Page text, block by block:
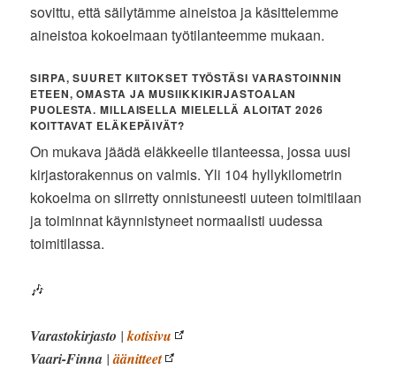
sovittu, että säilytämme aineistoa ja käsittelemme
aineistoa kokoelmaan työtilanteemme mukaan.
SIRPA, SUURET KIITOKSET TYÖSTÄSI VARASTOINNIN
ETEEN, OMASTA JA MUSIIKKIKIRJASTOALAN
PUOLESTA. MILLAISELLA MIELELLÄ ALOITAT 2026
KOITTAVAT ELÄKEPÄIVÄT?
On mukava jäädä eläkkeelle tilanteessa, jossa uusi
kirjastorakennus on valmis. Yli 104 hyllykilometrin
kokoelma on siirretty onnistuneesti uuteen toimitilaan
ja toiminnat käynnistyneet normaalisti uudessa
toimitilassa.
🎶
Varastokirjasto |kotisivu
Vaari-Finna |äänitteet